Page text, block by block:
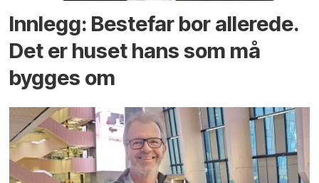
Innlegg: Bestefar bor allerede.
Det er huset hans som må
bygges om